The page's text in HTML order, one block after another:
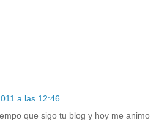
a las 12:46
que sigo tu blog y hoy me animo